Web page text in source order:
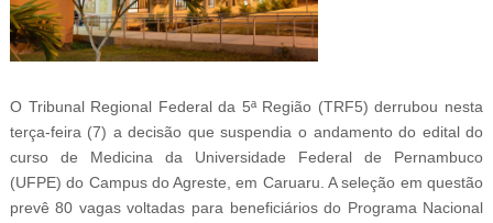
O Tribunal Regional Federal da 5ª Região (TRF5) derrubou nesta
terça-feira (7) a decisão que suspendia o andamento do edital do
curso de Medicina da Universidade Federal de Pernambuco
(UFPE) do Campus do Agreste, em Caruaru. A seleção em questão
prevê 80 vagas voltadas para beneficiários do Programa Nacional